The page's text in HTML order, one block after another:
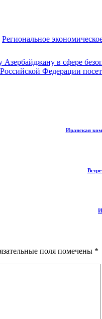
Региональное
Азербайджану в сфере
Федерации
Иранская
поля помечены *